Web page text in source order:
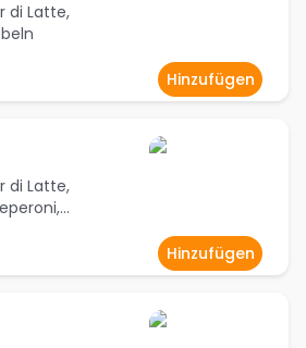
di Latte,
Hinzufügen
di Latte,
und
Hinzufügen